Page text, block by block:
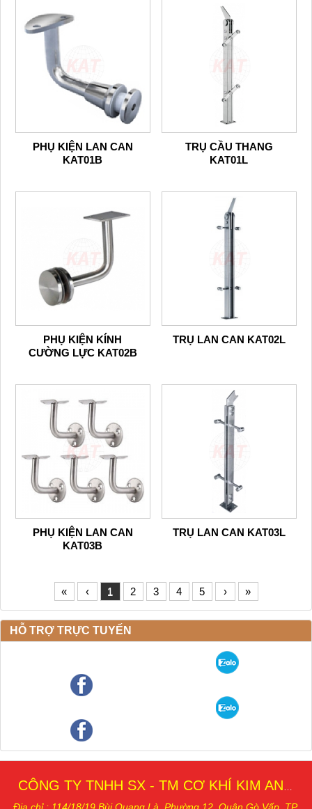
PHỤ KIỆN LAN CAN
KAT01B
TRỤ CẦU THANG
KAT01L
PHỤ KIỆN KÍNH
CƯỜNG LỰC KAT02B
TRỤ LAN CAN KAT02L
PHỤ KIỆN LAN CAN
KAT03B
TRỤ LAN CAN KAT03L
« ‹ 1 2 3 4 5 › »
HỖ TRỢ TRỰC TUYẾN
CÔNG TY TNHH SX - TM CƠ KHÍ KIM AN THÁI